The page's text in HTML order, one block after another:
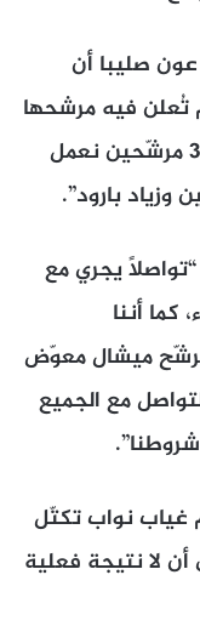
صليبا أن
تُعلن فيه مرشحها
الذي ستصوّت له، علماً أن بات لدينا 3 مرشّحين نعمل
بارود”.
يجري مع
كما أننا
ميشال معوّض
مع الجميع
غياب نواب تكتّل
أن لا نتيجة فعلية